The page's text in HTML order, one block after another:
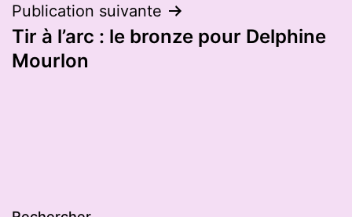
Publication suivante
Tir à l’arc : le bronze pour Delphine
Mourlon